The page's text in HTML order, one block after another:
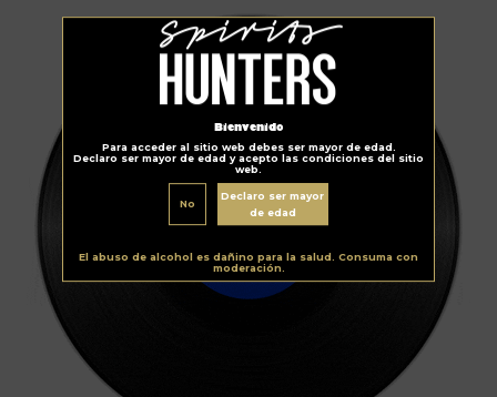
Bienvenido
Para acceder al sitio web debes ser mayor de edad.
Declaro ser mayor de edad y acepto las condiciones del sitio
web.
No
Declaro ser mayor
de edad
El abuso de alcohol es dañino para la salud. Consuma con
moderación.